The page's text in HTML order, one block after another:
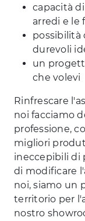
capacità
arredi e le
possibilità
durevoli
un
che volevi
Rinfrescare
noi facciamo
professione,
migliori
ineccepibili di
di modificare
noi, siamo un
territorio per
nostro